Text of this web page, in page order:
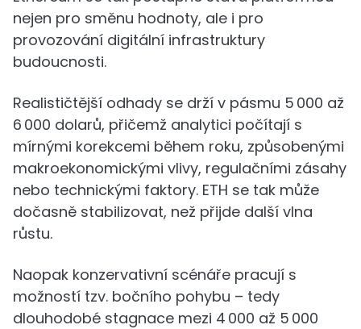
nejen pro směnu hodnoty, ale i pro
provozování digitální infrastruktury
budoucnosti.
Realističtější odhady se drží v pásmu 5 000 až
6 000 dolarů, přičemž analytici počítají s
mírnými korekcemi během roku, způsobenými
makroekonomickými vlivy, regulačními zásahy
nebo technickými faktory. ETH se tak může
dočasně stabilizovat, než přijde další vlna
růstu.
Naopak konzervativní scénáře pracují s
možností tzv. bočního pohybu – tedy
dlouhodobé stagnace mezi 4 000 až 5 000